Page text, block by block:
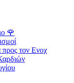
🌹
τον Ενοχ